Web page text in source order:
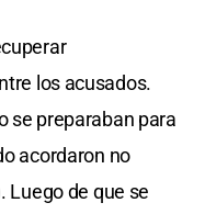
los acusados.
se preparaban para
acordaron no
Luego de que se